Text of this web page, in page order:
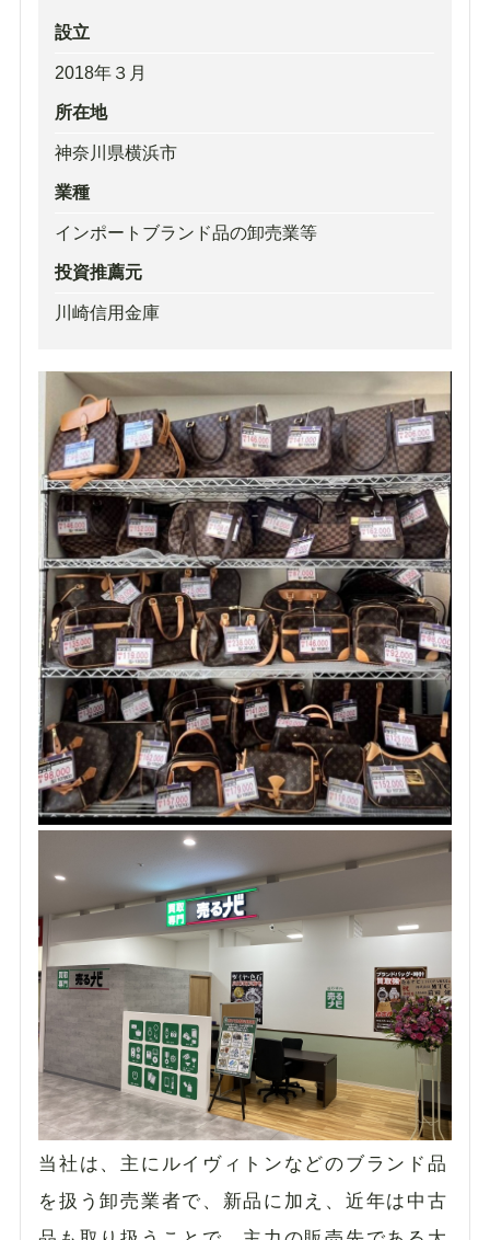
設立
2018年３月
所在地
神奈川県横浜市
業種
インポートブランド品の卸売業等
投資推薦元
川崎信用金庫
当社は、主にルイヴィトンなどのブランド品
を扱う卸売業者で、新品に加え、近年は中古